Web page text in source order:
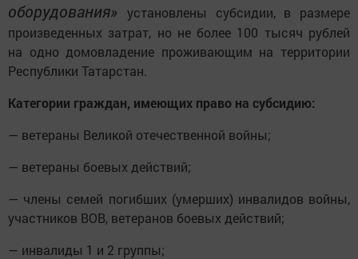
оборудования»
установлены субсидии, в размере
произведенных затрат, но не более 100 тысяч рублей
на одно домовладение проживающим на территории
Республики Татарстан.
Категории граждан, имеющих право на субсидию:
— ветераны Великой отечественной войны;
— ветераны боевых действий;
— члены семей погибших (умерших) инвалидов войны,
участников ВОВ, ветеранов боевых действий;
— инвалиды 1 и 2 группы;